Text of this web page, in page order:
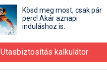
Kösd meg most, csak pár
perc! Akár aznapi
induláshoz is.
Utasbiztosítás kalkulátor